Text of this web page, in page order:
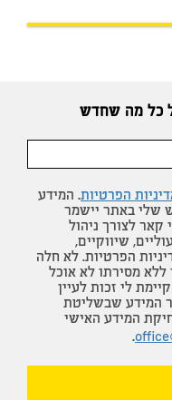
כל מה שחדש
הפרטיות. המידע
שלי באתר יישמר
לצורך ניהול
שיווקיים,
הפרטיות. לא חלה
מסירתו לא אוכל
לי זכות לעיין
המידע שבשליטת
המידע האישי
.